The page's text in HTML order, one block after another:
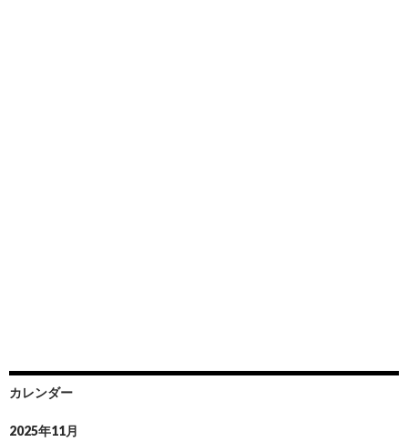
カレンダー
2025年11月